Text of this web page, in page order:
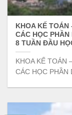
KHOA KẾ
CÁC HỌC
8 TUẦN ĐẦU
KHOA KẾ TOÁN
CÁC HỌC PHẦN